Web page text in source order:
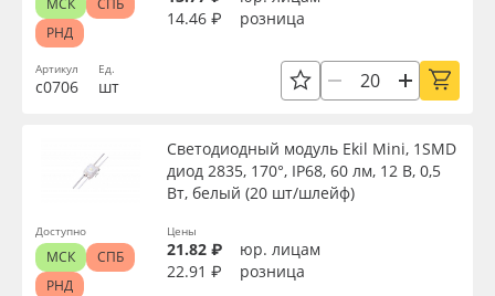
ПЭТ листовой
Вспененный ПВХ
Баннер
Заготовки для сувениров
Цвет
Упаковка
Страна происхождения
Производитель
Артикул
с0706
Ед.
шт
14.46 ₽
розница
МСК
СПБ
РНД
Светодиодный модуль Ekil Mini, 1SMD
диод 2835, 170°, IP68, 60 лм, 12 В, 0,5
Вт, белый (20 шт/шлейф)
Цены
21.82 ₽
юр. лицам
22.91 ₽
розница
Доступно
МСК
СПБ
РНД